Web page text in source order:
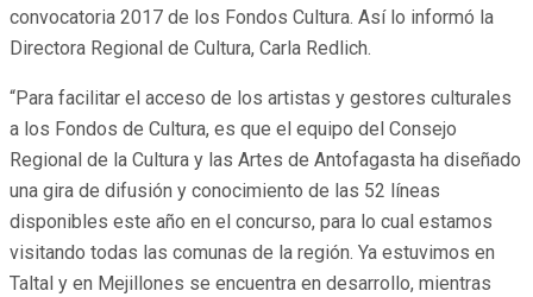
convocatoria 2017 de los Fondos Cultura. Así lo informó la
Directora Regional de Cultura, Carla Redlich.
“Para facilitar el acceso de los artistas y gestores culturales
a los Fondos de Cultura, es que el equipo del Consejo
Regional de la Cultura y las Artes de Antofagasta ha diseñado
una gira de difusión y conocimiento de las 52 líneas
disponibles este año en el concurso, para lo cual estamos
visitando todas las comunas de la región. Ya estuvimos en
Taltal y en Mejillones se encuentra en desarrollo, mientras